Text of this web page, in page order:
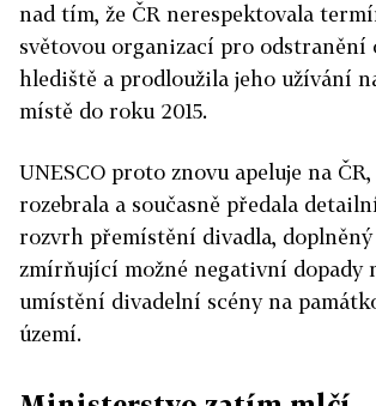
nad tím, že ČR nerespektovala
světovou organizací pro odstranění
hlediště a prodloužila jeho užívání
místě do roku 2015.
UNESCO proto znovu apeluje na
rozebrala a současně předala
rozvrh přemístění divadla,
zmírňující možné negativní dopady
umístění divadelní scény na
území.